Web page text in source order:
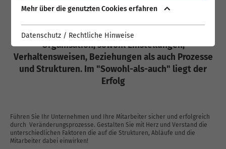
CHANGE-MANAGEMENT
Change betrifft sowohl Mensch als auch
Organisation, sowohl Einstellungen,
Verhaltensweisen, Beziehungen als auch Prozesse
und Strukturen. Im "Sowohl-als-auch" liegt der
Erfolg
Führen Sie Ihr Unternehmen und Ihre Mitarbeiter sicher und erfolgreich
durch Veränderungsprozesse. Gestalten Sie mit Herz und Verstand die
unterschiedlichen Faktoren die auf die Strukturen, Abläufe und die
Mitarbeiter dabei einwirken!
Mehr über die genutzten Cookies erfahren
Datenschutz / Rechtliche Hinweise